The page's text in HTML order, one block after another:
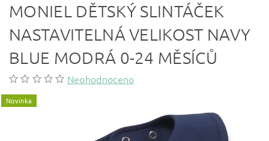
MONIEL DĚTSKÝ SLINTÁČEK
NASTAVITELNÁ VELIKOST NAVY
BLUE MODRÁ 0-24 MĚSÍCŮ
Neohodnoceno
Novinka